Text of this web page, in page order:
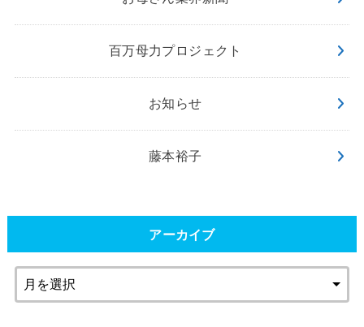
百万母力プロジェクト
お知らせ
藤本裕子
アーカイブ